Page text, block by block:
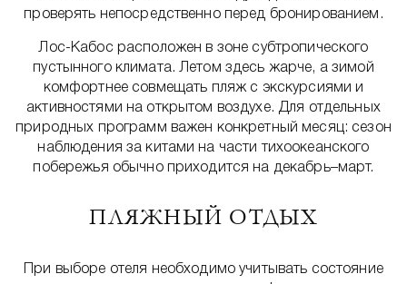
проверять непосредственно перед бронированием.
Лос-Кабос расположен в зоне субтропического
пустынного климата. Летом здесь жарче, а зимой
комфортнее совмещать пляж с экскурсиями и
активностями на открытом воздухе. Для отдельных
природных программ важен конкретный месяц: сезон
наблюдения за китами на части тихоокеанского
побережья обычно приходится на декабрь–март.
ПЛЯЖНЫЙ ОТДЫХ
При выборе отеля необходимо учитывать состояние